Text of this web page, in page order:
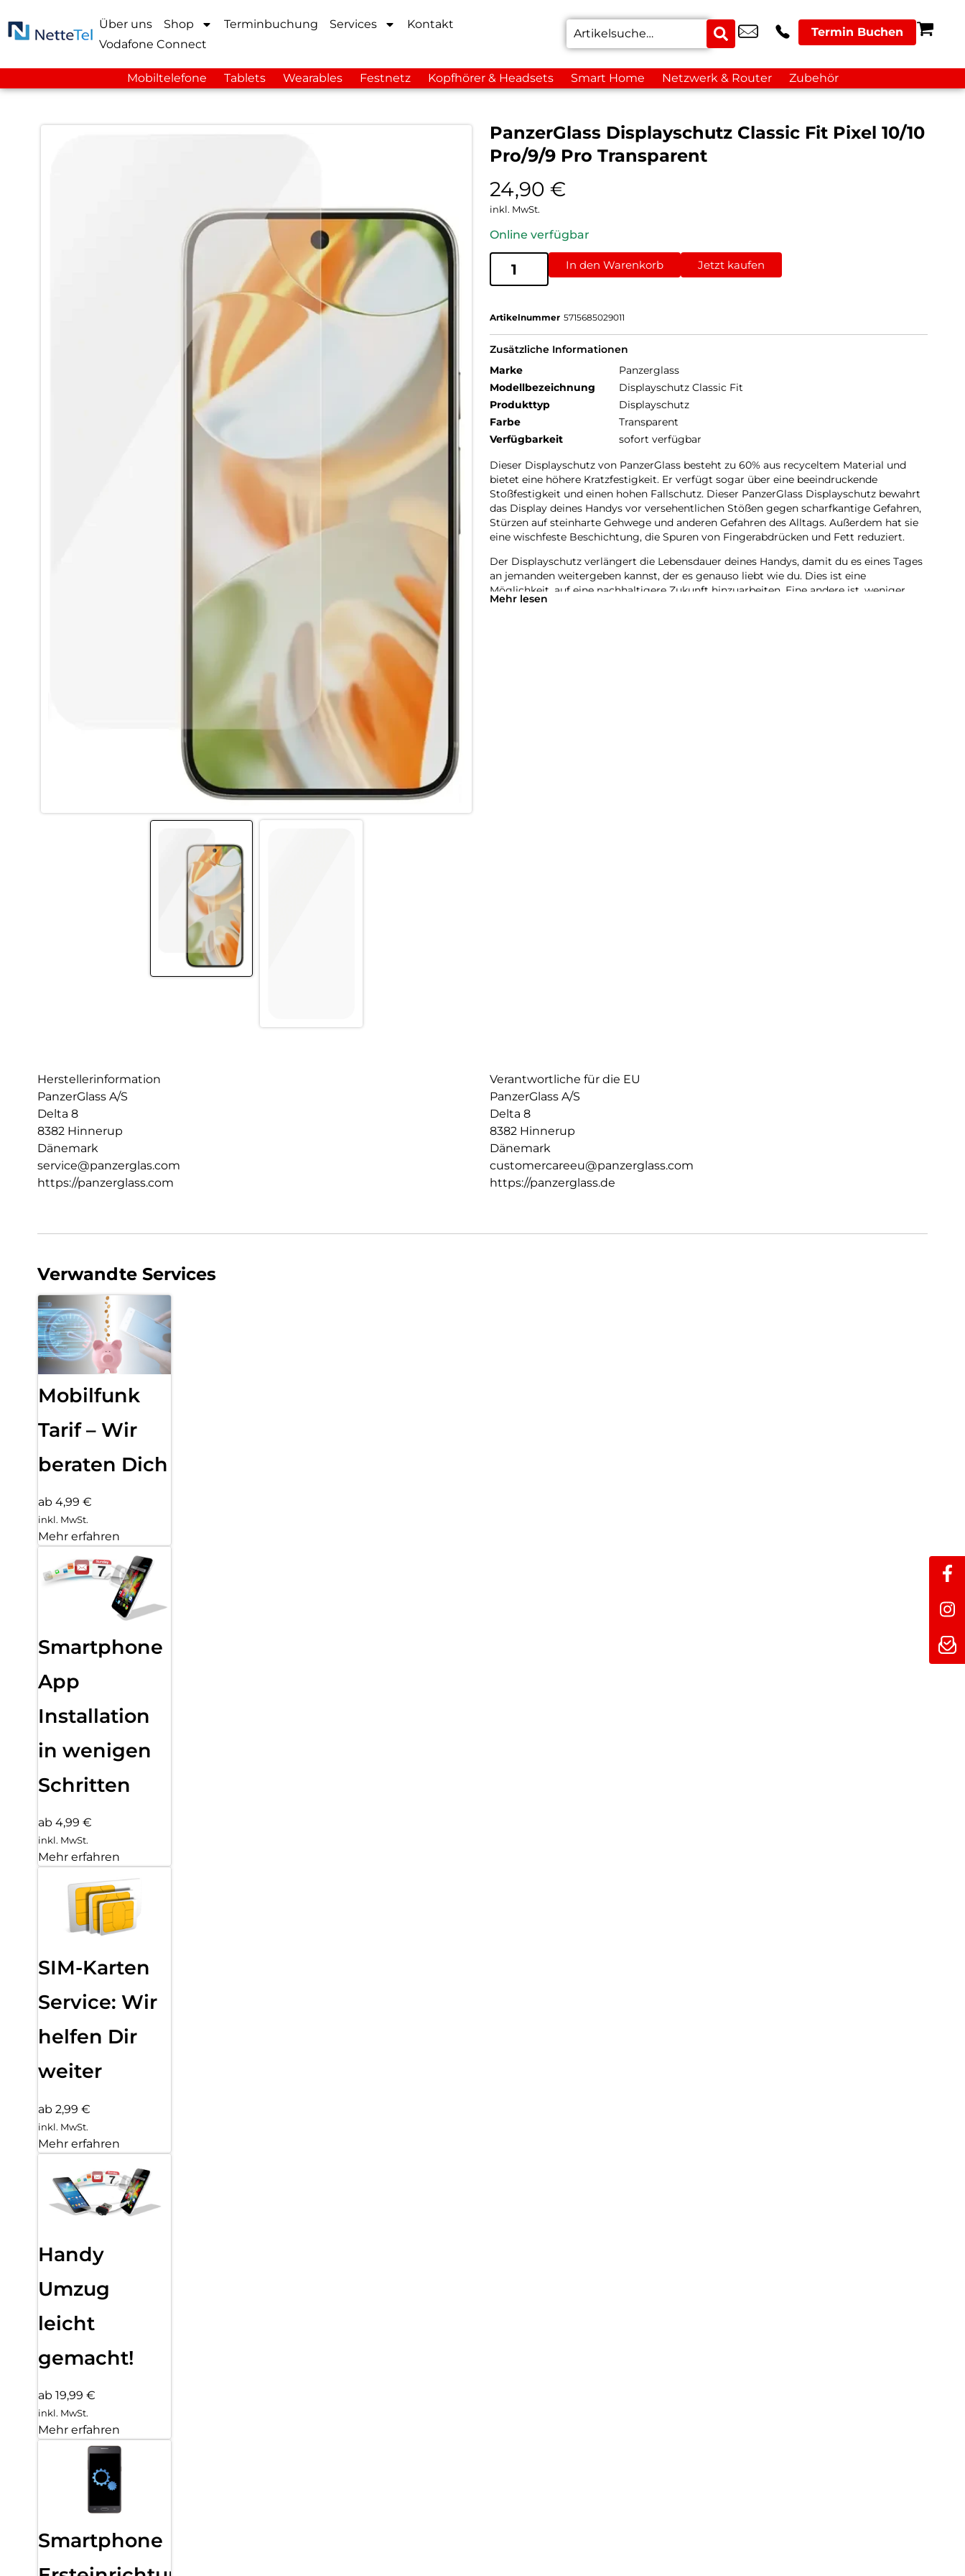
Über uns Shop Terminbuchung Services
Kontakt
Vodafone Connect
Termin Buchen
Mobiltelefone Tablets Wearables Festnetz Kopfhörer & Headsets Smart Home Netzwerk & Router Zubehör
PanzerGlass Displayschutz Classic Fit Pixel 10/10
Pro/9/9 Pro Transparent
24,90 €
inkl. MwSt.
Online verfügbar
In den Warenkorb Jetzt kaufen
Artikelnummer 5715685029011
Zusätzliche Informationen
Marke
Panzerglass
Modellbezeichnung
Displayschutz Classic Fit
Produkttyp
Displayschutz
Farbe
Transparent
Verfügbarkeit
sofort verfügbar
Dieser Displayschutz von PanzerGlass besteht zu 60% aus recyceltem Material und
bietet eine höhere Kratzfestigkeit. Er verfügt sogar über eine beeindruckende
Stoßfestigkeit und einen hohen Fallschutz. Dieser PanzerGlass Displayschutz bewahrt
das Display deines Handys vor versehentlichen Stößen gegen scharfkantige Gefahren,
Stürzen auf steinharte Gehwege und anderen Gefahren des Alltags. Außerdem hat sie
eine wischfeste Beschichtung, die Spuren von Fingerabdrücken und Fett reduziert.
Der Displayschutz verlängert die Lebensdauer deines Handys, damit du es eines Tages
an jemanden weitergeben kannst, der es genauso liebt wie du. Dies ist eine
Möglichkeit, auf eine nachhaltigere Zukunft hinzuarbeiten. Eine andere ist, weniger
Verpackung zu verwenden: Bei diesem Displayschutz haben wir es geschafft, die
Mehr lesen
Herstellerinformation
PanzerGlass A/S
Delta 8
8382 Hinnerup
Dänemark
service@panzerglas.com
https://panzerglass.com
Verantwortliche für die EU
PanzerGlass A/S
Delta 8
8382 Hinnerup
Dänemark
customercareeu@panzerglass.com
https://panzerglass.de
Verwandte Services
Mobilfunk
Tarif – Wir
beraten Dich
ab 4,99 €
inkl. MwSt.
Mehr erfahren
Smartphone
App
Installation
in wenigen
Schritten
ab 4,99 €
inkl. MwSt.
Mehr erfahren
SIM-Karten
Service: Wir
helfen Dir
weiter
ab 2,99 €
inkl. MwSt.
Mehr erfahren
Handy
Umzug
leicht
gemacht!
ab 19,99 €
inkl. MwSt.
Mehr erfahren
Smartphone